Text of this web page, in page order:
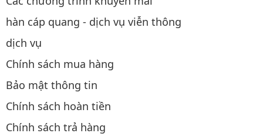
hàn cáp quang - dịch vụ viễn thông
dịch vụ
Chính sách mua hàng
Bảo mật thông tin
Chính sách hoàn tiền
Chính sách trả hàng